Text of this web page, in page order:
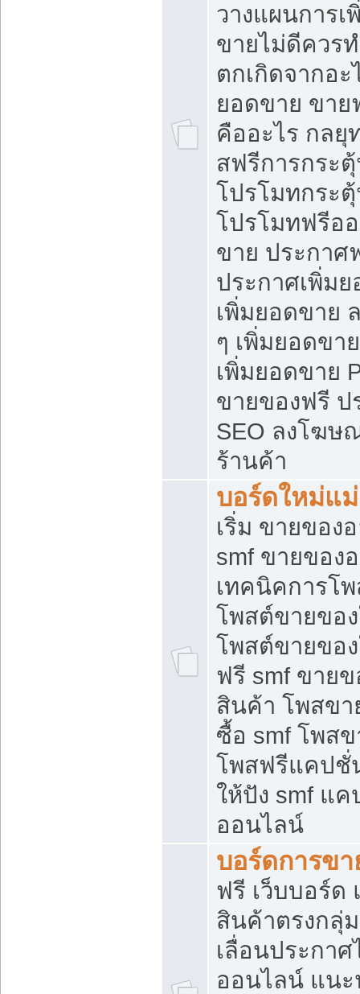
วางแผนการ
ขายไม่ดีควร
ตกเกิดจากอะ
ยอดขาย ขาย
คืออะไร กลยุ
สฟรีการกระ
โปรโมทกระ
โปรโมทฟรีอ
ขาย ประกาศ
ประกาศเพิ่ม
เพิ่มยอดขาย
ๆ เพิ่มยอดขา
เพิ่มยอดขาย
ขายของฟรี ป
SEO ลงโฆษ
ร้านค้า
บอร์ดใหม่แ
เริ่ม ขายของ
smf ขายของ
เทคนิคการโ
โพสต์ขายขอ
โพสต์ขายขอ
ฟรี smf ขาย
สินค้า โพสขา
ซื้อ smf โพส
โพสฟรีแคปชั่
ให้ปัง smf แ
ออนไลน์
บอร์ดการข
ฟรี เว็บบอร์ด
สินค้าตรงกลุ่
เลื่อนประกา
ออนไลน์ แนะ